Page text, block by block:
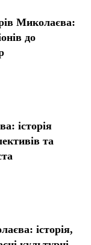
Миколаєва:
до
історія
та
історія,